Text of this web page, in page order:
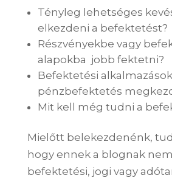
Tényleg lehetséges
elkezdeni a befektetést?
Részvényekbe vagy
alapokba jobb fektetni?
Befektetési
pénzbefektetés
Mit kell még tudni a
Mielőtt belekezdenénk,
hogy ennek a blognak
befektetési, jogi vagy